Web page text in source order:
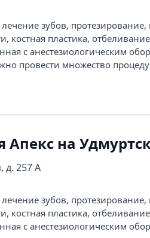
зубов,
костная пластика,
с анестезиологическим
провести множество
Апекс на
д. 257 А
зубов,
костная пластика,
с анестезиологическим